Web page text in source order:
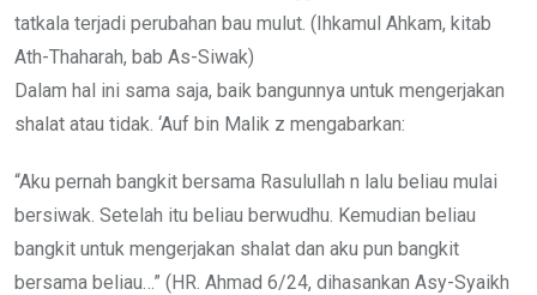
tatkala terjadi perubahan bau mulut. (Ihkamul Ahkam, kitab
Ath-Thaharah, bab As-Siwak)
Dalam hal ini sama saja, baik bangunnya untuk mengerjakan
shalat atau tidak. ‘Auf bin Malik z mengabarkan:
“Aku pernah bangkit bersama Rasulullah n lalu beliau mulai
bersiwak. Setelah itu beliau berwudhu. Kemudian beliau
bangkit untuk mengerjakan shalat dan aku pun bangkit
bersama beliau…” (HR. Ahmad 6/24, dihasankan Asy-Syaikh